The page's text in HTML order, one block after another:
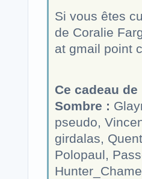
Si vous êtes
de Coralie
at gmail point
Ce cadeau
Sombre :
pseudo,
girdalas,
Polopaul,